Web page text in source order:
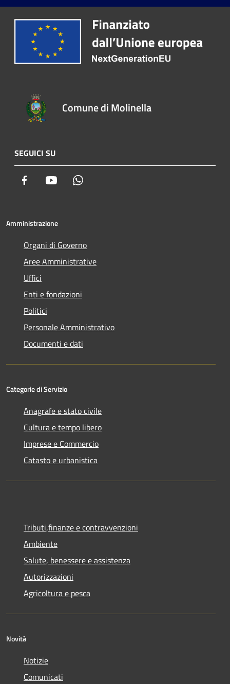
Comune di Molinella
SEGUICI SU
Facebook Youtube
Amministrazione
Organi di Governo
Aree Amministrative
Uffici
Enti e fondazioni
Politici
Personale Amministrativo
Documenti e dati
Categorie di Servizio
Anagrafe e stato civile
Cultura e tempo libero
Imprese e Commercio
Catasto e urbanistica
Tributi,finanze e contravvenzioni
Ambiente
Salute, benessere e assistenza
Autorizzazioni
Agricoltura e pesca
Novità
Notizie
Comunicati